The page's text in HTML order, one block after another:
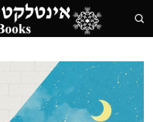
content